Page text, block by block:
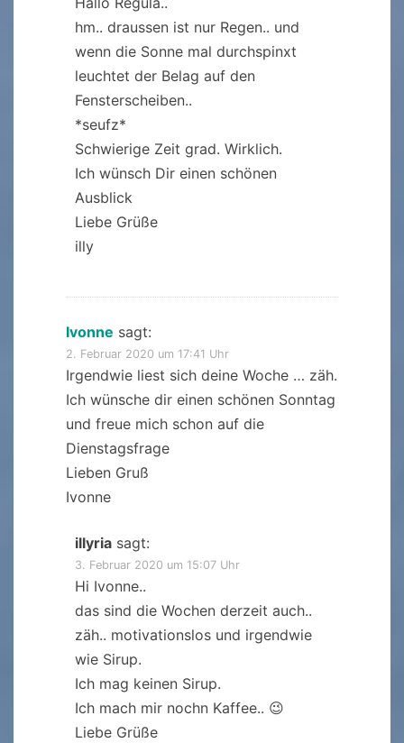
hm.. draussen ist nur Regen.. und
wenn die Sonne mal durchspinxt
leuchtet der Belag auf den
Fensterscheiben..
*seufz*
Schwierige Zeit grad. Wirklich.
Ich wünsch Dir einen schönen
Ausblick
Liebe Grüße
illy
Ivonne sagt:
2. Februar 2020 um 17:41 Uhr
Irgendwie liest sich deine Woche … zäh.
Ich wünsche dir einen schönen Sonntag
und freue mich schon auf die
Dienstagsfrage
Lieben Gruß
Ivonne
illyria sagt:
3. Februar 2020 um 15:07 Uhr
Hi Ivonne..
das sind die Wochen derzeit auch..
zäh.. motivationslos und irgendwie
wie Sirup.
Ich mag keinen Sirup.
Ich mach mir nochn Kaffee.. 😉
Liebe Grüße